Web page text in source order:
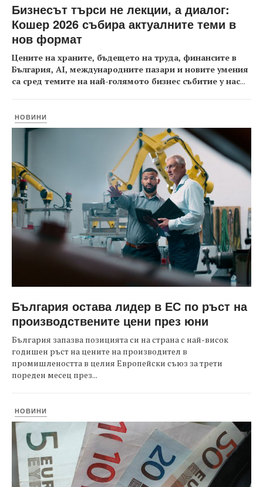
Бизнесът търси не лекции, а диалог:
Кошер 2026 събира актуалните теми в
нов формат
Цените на храните, бъдещето на труда, финансите в
България, AI, международните пазари и новите умения
са сред темите на най-голямото бизнес събитие у нас...
НОВИНИ
България остава лидер в ЕС по ръст на
производствените цени през юни
България запазва позицията си на страна с най-висок
годишен ръст на цените на производител в
промишлеността в целия Европейски съюз за трети
пореден месец през...
НОВИНИ